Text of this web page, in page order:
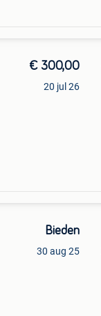
€ 300,00
20 jul 26
Bieden
30 aug 25